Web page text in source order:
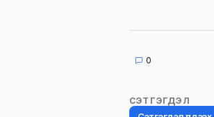
0
СЭТГЭГДЭЛ